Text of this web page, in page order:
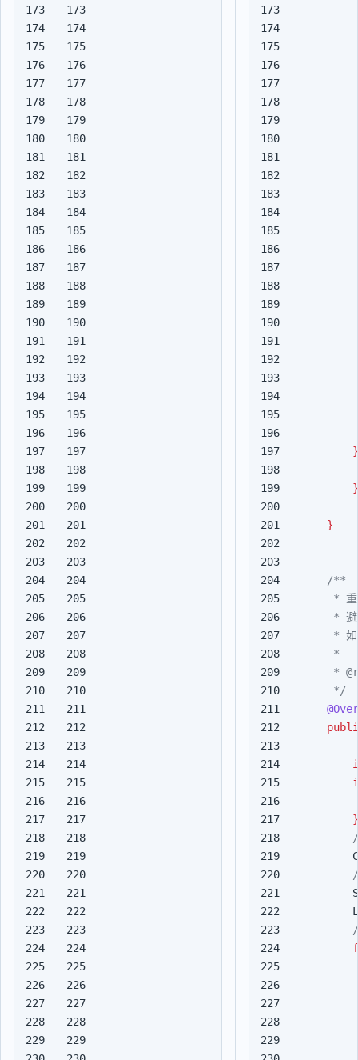
173
174
175
176
177
178
179
180
181
182
183
184
185
186
187
188
189
190
191
192
193
194
195
196
197
198
199
200
201
202
203
204
205
206
207
208
209
210
211
212
213
214
215
216
217
218
219
220
221
222
223
224
225
226
227
228
229
173
174
175
176
177
178
179
180
183
184
185
186
187
188
189
190
193
194
195
196
197
198
199
200
203
204
205
206
207
208
209
210
213
214
215
216
217
218
219
220
223
224
225
226
227
228
229
173
174
175
176
177
178
179
180
181
182
183
184
185
186
187
188
189
190
191
192
193
194
195
196
197
198
199
200
201
202
203
204
205
206
207
208
209
210
211
212
213
214
215
216
217
218
219
220
221
222
223
224
225
226
227
228
229
}
}
}
     */
}